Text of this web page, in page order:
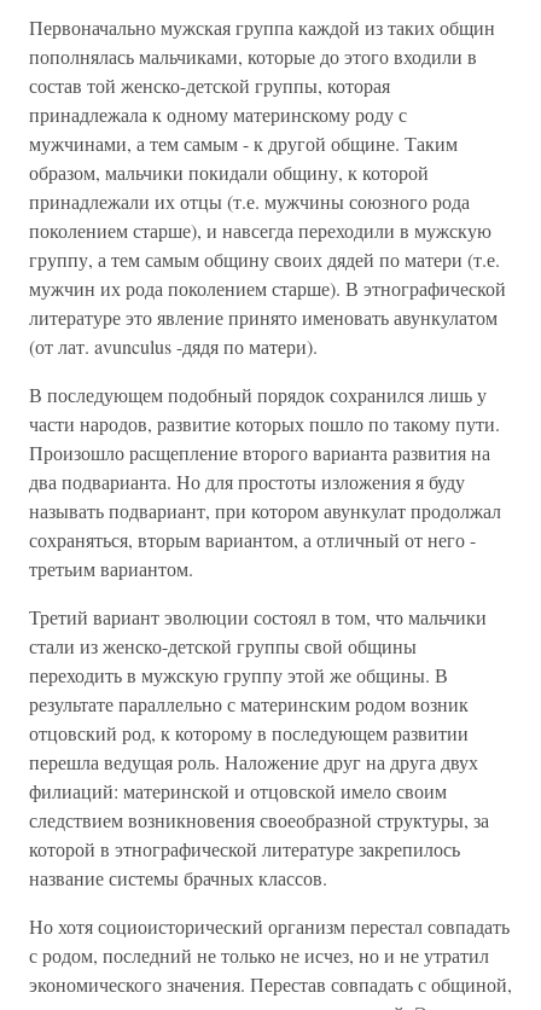
Первоначально мужская группа каждой из таких общин
пополнялась мальчиками, которые до этого входили в
состав той женско-детской группы, которая
принадлежала к одному материнскому роду с
мужчинами, а тем самым - к другой общине. Таким
образом, мальчики покидали общину, к которой
принадлежали их отцы (т.е. мужчины союзного рода
поколением старше), и навсегда переходили в мужскую
группу, а тем самым общину своих дядей по матери (т.е.
мужчин их рода поколением старше). В этнографической
литературе это явление принято именовать авункулатом
(от лат. avunculus -дядя по матери).
В последующем подобный порядок сохранился лишь у
части народов, развитие которых пошло по такому пути.
Произошло расщепление второго варианта развития на
два подварианта. Но для простоты изложения я буду
называть подвариант, при котором авункулат продолжал
сохраняться, вторым вариантом, а отличный от него -
третьим вариантом.
Третий вариант эволюции состоял в том, что мальчики
стали из женско-детской группы свой общины
переходить в мужскую группу этой же общины. В
результате параллельно с материнским родом возник
отцовский род, к которому в последующем развитии
перешла ведущая роль. Наложение друг на друга двух
филиаций: материнской и отцовской имело своим
следствием возникновения своеобразной структуры, за
которой в этнографической литературе закрепилось
название системы брачных классов.
Но хотя социоисторический организм перестал совпадать
с родом, последний не только не исчез, но и не утратил
экономического значения. Перестав совпадать с общиной,